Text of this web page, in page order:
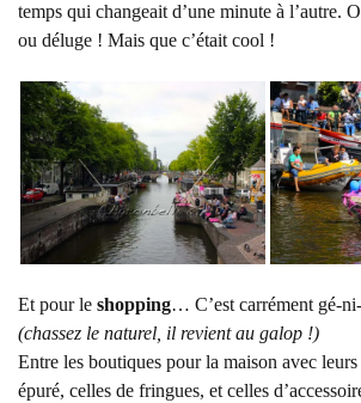
temps qui changeait d’une minute à l’autre.
ou déluge ! Mais que c’était cool !
Et pour le shopping… C’est carrément gé-
(chassez le naturel, il revient au galop !)
Entre les boutiques pour la maison avec
épuré, celles de fringues, et celles